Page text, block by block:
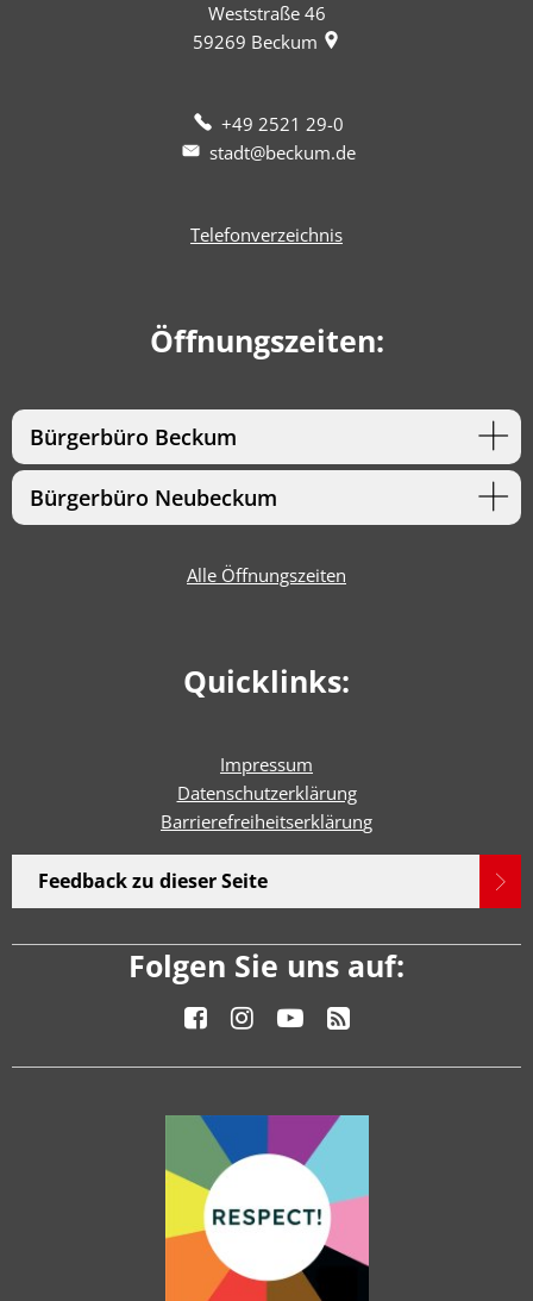
Weststraße 46
59269 Beckum
+49 2521 29-0
stadt@beckum.de
Telefonverzeichnis
Öffnungszeiten:
Bürgerbüro Beckum
Bürgerbüro Neubeckum
Alle Öffnungszeiten
Quicklinks:
Impressum
Datenschutzerklärung
Barrierefreiheitserklärung
Feedback zu dieser Seite
Folgen Sie uns auf: